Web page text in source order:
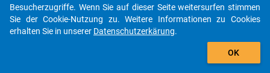
zw
auto_stories
add_shopping_cart
Besucherzugriffe. Wenn Sie auf dieser Seite weitersurfen stimmen
Sie der Cookie-Nutzung zu. Weitere Informationen zu Cookies
erhalten Sie in unserer Datenschutzerkärung.
OK